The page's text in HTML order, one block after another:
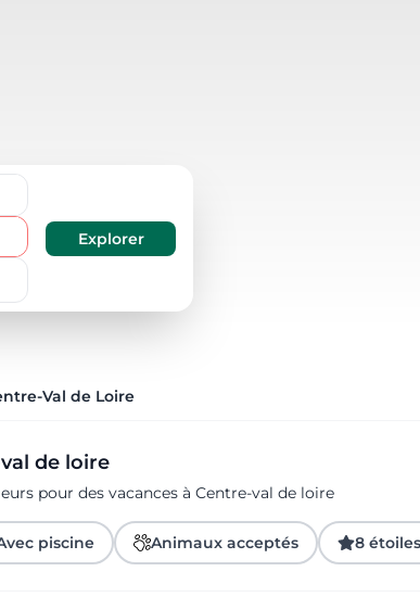
Val de Loire
de loire
pour des vacances à Centre-val de loire
piscine Animaux acceptés 8